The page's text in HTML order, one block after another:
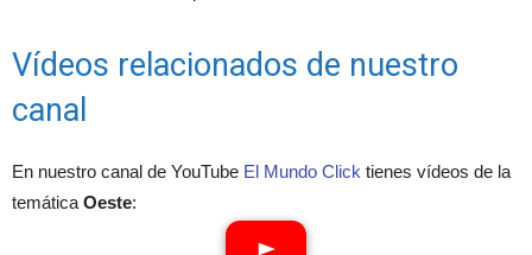
Vídeos relacionados de nuestro
canal
En nuestro canal de YouTube El Mundo Click tienes vídeos de la
temática Oeste: